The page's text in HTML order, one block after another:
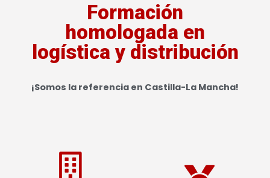
Formación
homologada en
logística y distribución
¡Somos la referencia en Castilla-La Mancha!